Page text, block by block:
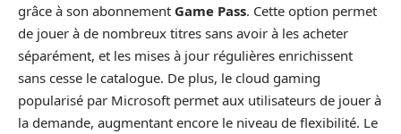
grâce à son abonnement Game Pass. Cette option permet
de jouer à de nombreux titres sans avoir à les acheter
séparément, et les mises à jour régulières enrichissent
sans cesse le catalogue. De plus, le cloud gaming
popularisé par Microsoft permet aux utilisateurs de jouer à
la demande, augmentant encore le niveau de flexibilité. Le